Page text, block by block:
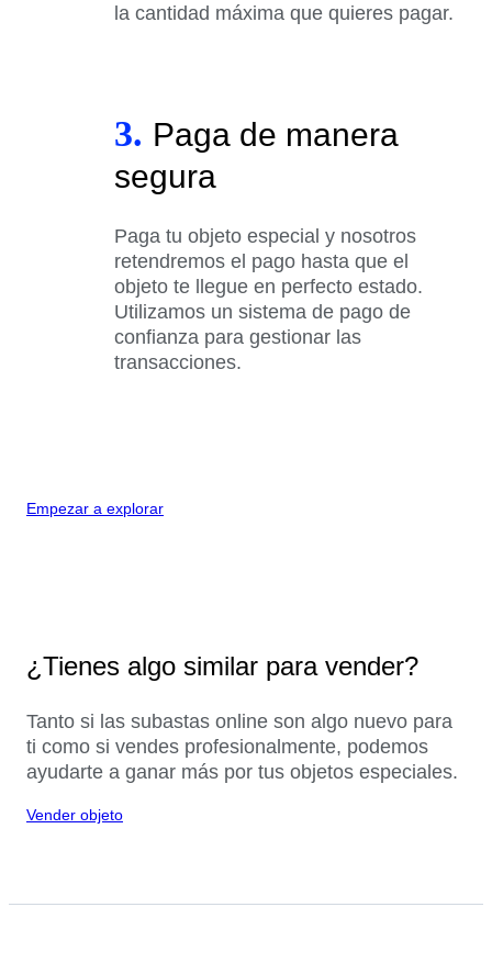
la cantidad máxima que quieres pagar.
3. Paga de manera
segura
Paga tu objeto especial y nosotros
retendremos el pago hasta que el
objeto te llegue en perfecto estado.
Utilizamos un sistema de pago de
confianza para gestionar las
transacciones.
Empezar a explorar
¿Tienes algo similar para vender?
Tanto si las subastas online son algo nuevo para
ti como si vendes profesionalmente, podemos
ayudarte a ganar más por tus objetos especiales.
Vender objeto